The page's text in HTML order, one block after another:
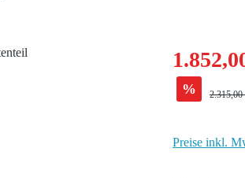
% 2.315,00
Preise inkl.